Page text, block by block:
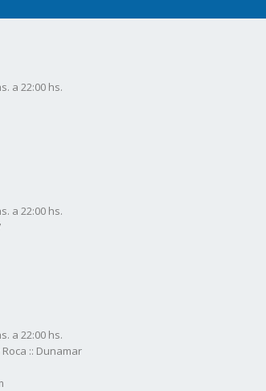
a 22:00 hs.
a 22:00 hs.
a 22:00 hs.
:: Dunamar